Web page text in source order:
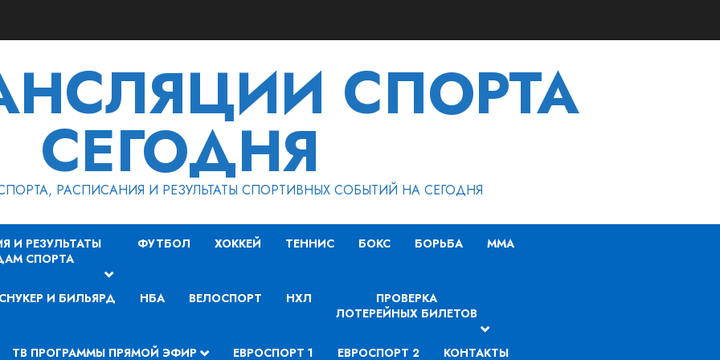
СПОРТА
СЕГОДНЯ
РАСПИСАНИЯ И РЕЗУЛЬТАТЫ СПОРТИВНЫХ СОБЫТИЙ НА СЕГОДНЯ
И РЕЗУЛЬТАТЫ
СПОРТА
ФУТБОЛ ХОККЕЙ ТЕННИС БОКС БОРЬБА MMA
СНУКЕР И БИЛЬЯРД НБА ВЕЛОСПОРТ НХЛ
ПРОВЕРКА
ЛОТЕРЕЙНЫХ БИЛЕТОВ
ТВ ПРОГРАММЫ ПРЯМОЙ ЭФИР ЕВРОСПОРТ 1 ЕВРОСПОРТ 2 КОНТАКТЫ